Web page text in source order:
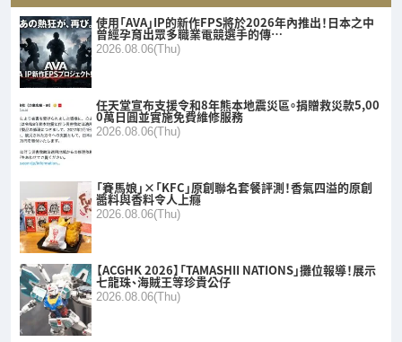
使用「AVA」IP的新作FPS將於2026年內推出！日本之中
曾經孕育出眾多職業電競選手的傳…
2026.08.06(Thu)
任天堂宣布支援令和8年熊本地震災區。捐贈救災款5,00
0萬日圓並實施免費維修服務
2026.08.06(Thu)
「賽馬娘」×「KFC」原創聯名套餐評測！香氣四溢的原創
醬料與香料令人上癮
2026.08.06(Thu)
【ACGHK 2026】「TAMASHII NATIONS」攤位報導！展示
七龍珠、海賊王等珍貴公仔
2026.08.06(Thu)